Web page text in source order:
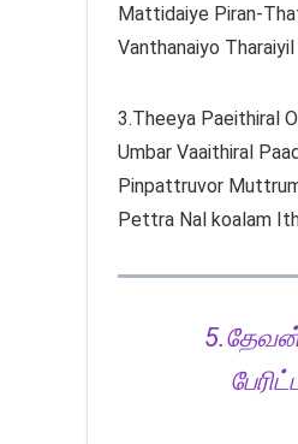
Mattidaiye Piran-
Vanthanaiyo Tharaiyil
3.Theeya Paeithiral
Umbar Vaaithiral
Pinpattruvor
Pettra Nal koalam
5.தேவன்